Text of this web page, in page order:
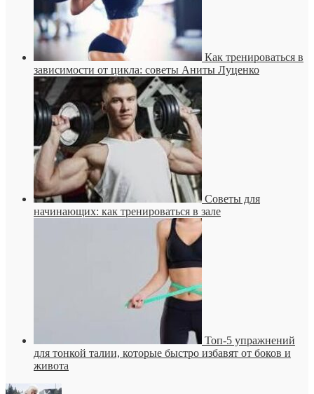
Как тренироваться в
зависимости от цикла: советы Аниты Луценко
Советы для
начинающих: как тренироваться в зале
Топ-5 упражнений
для тонкой талии, которые быстро избавят от боков и
живота